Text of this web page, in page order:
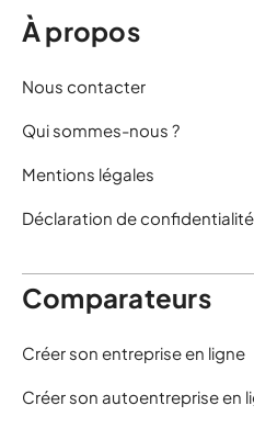
À propos
Nous contacter
Qui sommes-nous ?
Mentions légales
Déclaration de
Comparateurs
Créer son entreprise en ligne
Créer son autoentreprise en